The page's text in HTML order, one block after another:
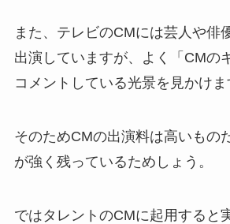
また、テレビのCMには芸人や俳
出演していますが、よく「CMの
コメントしている光景を見かけま
そのためCMの出演料は高いもの
が強く残っているためしょう。
ではタレントのCMに起用すると